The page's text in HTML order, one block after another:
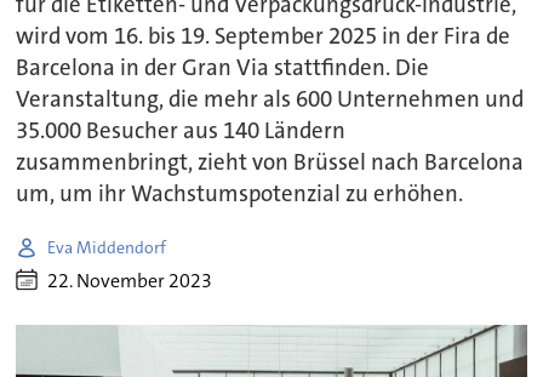
wird vom 16. bis 19. September 2025 in der Fira de
Barcelona in der Gran Via stattfinden. Die
Veranstaltung, die mehr als 600 Unternehmen und
35.000 Besucher aus 140 Ländern
zusammenbringt, zieht von Brüssel nach Barcelona
um, um ihr Wachstumspotenzial zu erhöhen.
Eva Middendorf
22. November 2023